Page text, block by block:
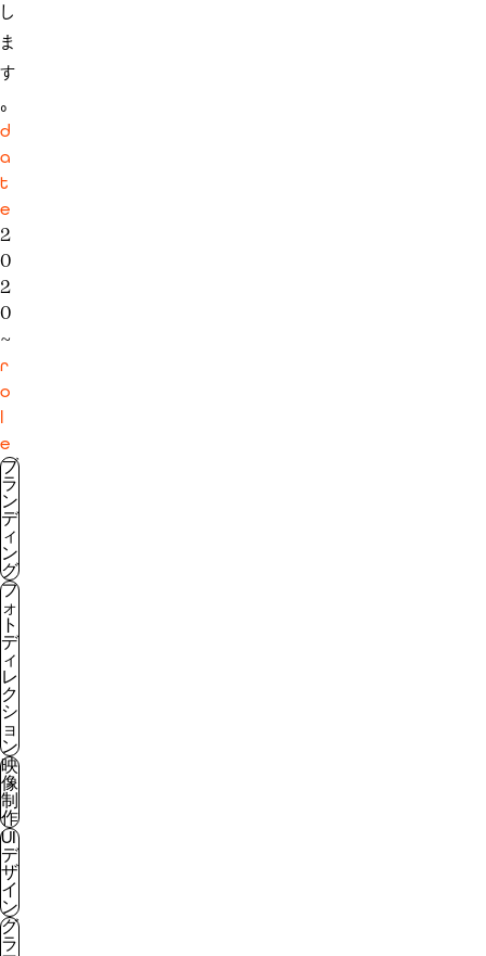
し
ま
す
。
d
a
t
e
2
0
2
0
~
r
o
l
e
ブ
ラ
ン
デ
ィ
ン
グ
フ
ォ
ト
デ
ィ
レ
ク
シ
ョ
ン
映
像
制
作
UI
デ
ザ
イ
ン
グ
ラ